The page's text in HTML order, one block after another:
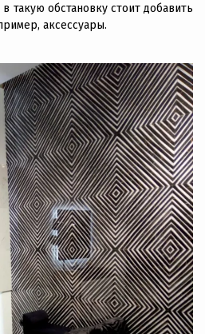
такую обстановку стоит добавить
аксессуары.